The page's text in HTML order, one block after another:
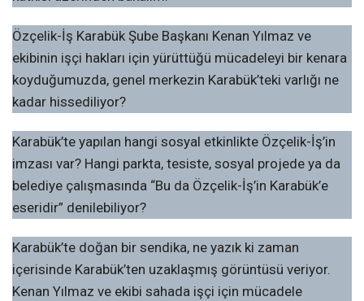
Özçelik-İş Karabük Şube Başkanı Kenan Yılmaz ve
ekibinin işçi hakları için yürüttüğü mücadeleyi bir kenara
koyduğumuzda, genel merkezin Karabük’teki varlığı ne
kadar hissediliyor?
Karabük’te yapılan hangi sosyal etkinlikte Özçelik-İş’in
imzası var? Hangi parkta, tesiste, sosyal projede ya da
belediye çalışmasında “Bu da Özçelik-İş’in Karabük’e
eseridir” denilebiliyor?
Karabük’te doğan bir sendika, ne yazık ki zaman
içerisinde Karabük’ten uzaklaşmış görüntüsü veriyor.
Kenan Yılmaz ve ekibi sahada işçi için mücadele